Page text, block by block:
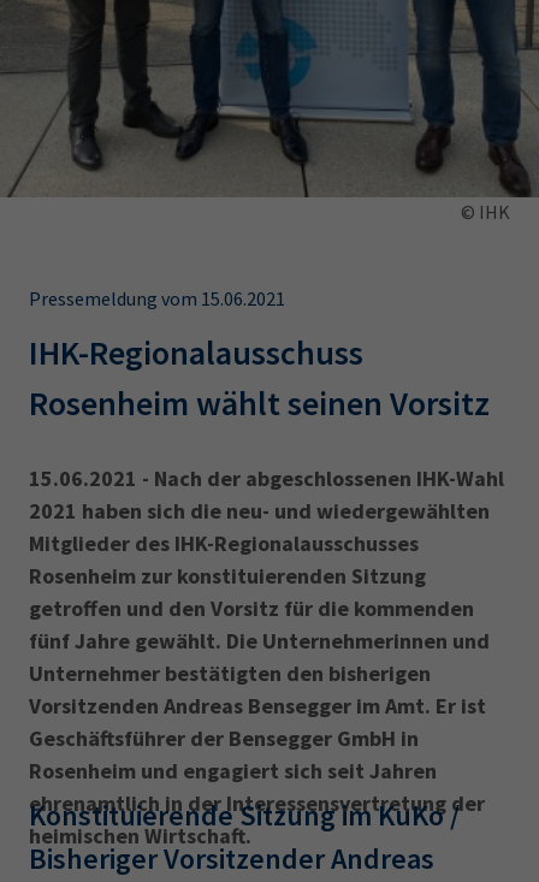
Leichte Sprache
IHK regional
Karriere
EN
IHK Akademie
AdA
34d
Prüfungstermine
Wirtschaftsfachwirt
34f
Negativerklärung
Sachkundeprüfung
Berichtsheft
AEVO
34i
Betriebswirt Prüfbericht
© IHK
Pressemeldung vom 15.06.2021
IHK-Regionalausschuss
Rosenheim wählt seinen Vorsitz
15.06.2021 - Nach der abgeschlossenen IHK-Wahl
2021 haben sich die neu- und wiedergewählten
Mitglieder des IHK-Regionalausschusses
Rosenheim zur konstituierenden Sitzung
getroffen und den Vorsitz für die kommenden
fünf Jahre gewählt. Die Unternehmerinnen und
Unternehmer bestätigten den bisherigen
Vorsitzenden Andreas Bensegger im Amt. Er ist
Geschäftsführer der Bensegger GmbH in
Rosenheim und engagiert sich seit Jahren
ehrenamtlich in der Interessensvertretung der
heimischen Wirtschaft.
Konstituierende Sitzung im KuKo /
Bisheriger Vorsitzender Andreas